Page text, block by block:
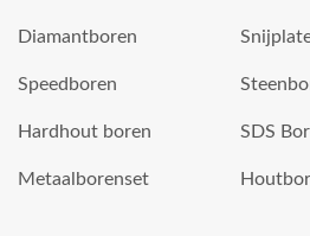
Diamantboren
Speedboren
Hardhout boren
Metaalborenset
SDS